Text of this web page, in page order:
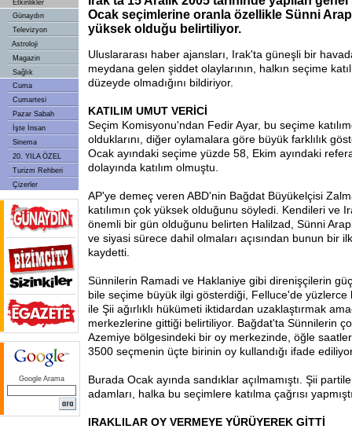
Etkinlikler
Günaydın
Televizyon
Astroloji
Magazin
Sağlık
Cuma
Cumartesi
Pazar Sabah
İşte İnsan
Sinema
20. YILA ÖZEL
Turizm Rehberi
Çizerler
Google Arama
Ocak seçimlerine oranla özellikle Sünni
yüksek olduğu belirtiliyor.
Uluslararası haber ajansları, Irak'ta güneşli bir
meydana gelen şiddet olaylarının, halkın seçime
düzeyde olmadığını bildiriyor.
KATILIM UMUT VERİCİ
Seçim Komisyonu'ndan Fedir Ayar, bu seçime
olduklarını, diğer oylamalara göre büyük farklılık
Ocak ayındaki seçime yüzde 58, Ekim ayındaki
dolayında katılım olmuştu.
AP'ye demeç veren ABD'nin Bağdat Büyükelçisi
katılımın çok yüksek olduğunu söyledi. Kendileri ve
önemli bir gün olduğunu belirten Halilzad, Sünni
ve siyasi sürece dahil olmaları açısından bunun bir
kaydetti.
Sünnilerin Ramadi ve Haklaniye gibi direnişçilerin
bile seçime büyük ilgi gösterdiği, Felluce'de yüzlerce
ile Şii ağırlıklı hükümeti iktidardan uzaklaştırmak
merkezlerine gittiği belirtiliyor. Bağdat'ta Sünnilerin
Azemiye bölgesindeki bir oy merkezinde, öğle
3500 seçmenin üçte birinin oy kullandığı ifade
Burada Ocak ayında sandıklar açılmamıştı. Şii
adamları, halka bu seçimlere katılma çağrısı
IRAKLILAR OY VERMEYE YÜRÜYEREK GİTTİ